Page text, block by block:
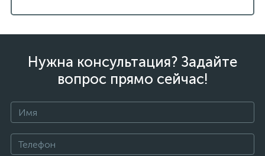
Нужна консультация? Задайте
вопрос прямо сейчас!